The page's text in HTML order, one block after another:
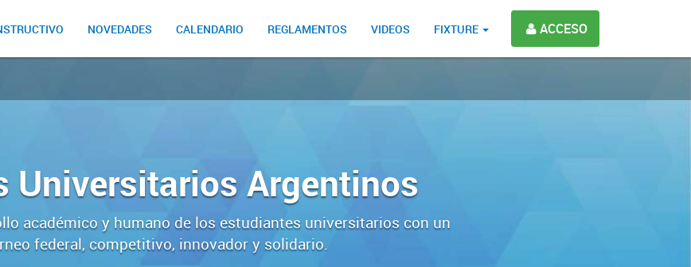
NOVEDADES CALENDARIO REGLAMENTOS VIDEOS FIXTURE ACCESO
Universitarios Argentinos
académico y humano de los estudiantes universitarios con un
federal, competitivo, innovador y solidario.